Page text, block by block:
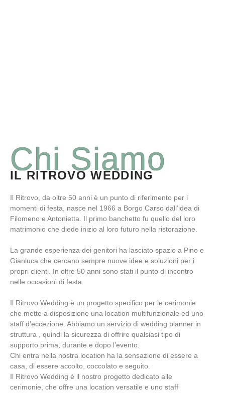
IL RITROVO WEDDING
Chi Siamo
Il Ritrovo, da oltre 50 anni è un punto di riferimento per i
momenti di festa, nasce nel 1966 a Borgo Carso dall’idea di
Filomeno e Antonietta. Il primo banchetto fu quello del loro
matrimonio che diede inizio al loro futuro nella ristorazione.
La grande esperienza dei genitori ha lasciato spazio a Pino e
Gianluca che cercano sempre nuove idee e soluzioni per i
propri clienti. In oltre 50 anni sono stati il punto di incontro
nelle occasioni di festa.
Il Ritrovo Wedding è un progetto specifico per le cerimonie
che mette a disposizione una location multifunzionale ed uno
staff d’eccezione. Abbiamo un servizio di wedding planner in
struttura , quindi la sicurezza di offrire qualsiasi tipo di
supporto prima, durante e dopo l’evento.
Chi entra nella nostra location ha la sensazione di essere a
casa, di essere accolto, coccolato e seguito.
Il Ritrovo Wedding è il nostro progetto dedicato alle
cerimonie, che offre una location versatile e uno staff